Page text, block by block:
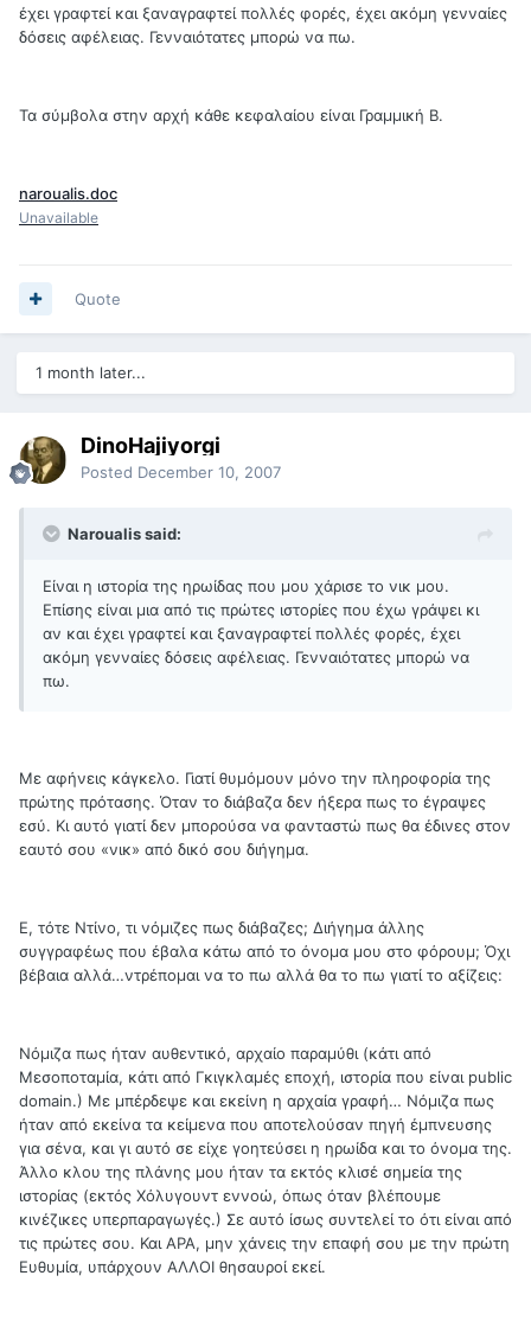
έχει γραφτεί και ξαναγραφτεί πολλές φορές, έχει ακόμη γενναίες
δόσεις αφέλειας. Γενναιότατες μπορώ να πω.
Τα σύμβολα στην αρχή κάθε κεφαλαίου είναι Γραμμική Β.
naroualis.doc
Unavailable
Quote
1 month later...
DinoHajiyorgi
Posted December 10, 2007
Naroualis said:
Είναι η ιστορία της ηρωίδας που μου χάρισε το νικ μου.
Επίσης είναι μια από τις πρώτες ιστορίες που έχω γράψει κι
αν και έχει γραφτεί και ξαναγραφτεί πολλές φορές, έχει
ακόμη γενναίες δόσεις αφέλειας. Γενναιότατες μπορώ να
πω.
Με αφήνεις κάγκελο. Γιατί θυμόμουν μόνο την πληροφορία της
πρώτης πρότασης. Όταν το διάβαζα δεν ήξερα πως το έγραψες
εσύ. Κι αυτό γιατί δεν μπορούσα να φανταστώ πως θα έδινες στον
εαυτό σου «νικ» από δικό σου διήγημα.
Ε, τότε Ντίνο, τι νόμιζες πως διάβαζες; Διήγημα άλλης
συγγραφέως που έβαλα κάτω από το όνομα μου στο φόρουμ; Όχι
βέβαια αλλά…ντρέπομαι να το πω αλλά θα το πω γιατί το αξίζεις:
Νόμιζα πως ήταν αυθεντικό, αρχαίο παραμύθι (κάτι από
Μεσοποταμία, κάτι από Γκιγκλαμές εποχή, ιστορία που είναι public
domain.) Με μπέρδεψε και εκείνη η αρχαία γραφή… Νόμιζα πως
ήταν από εκείνα τα κείμενα που αποτελούσαν πηγή έμπνευσης
για σένα, και γι αυτό σε είχε γοητεύσει η ηρωίδα και το όνομα της.
Άλλο κλου της πλάνης μου ήταν τα εκτός κλισέ σημεία της
ιστορίας (εκτός Χόλυγουντ εννοώ, όπως όταν βλέπουμε
κινέζικες υπερπαραγωγές.) Σε αυτό ίσως συντελεί το ότι είναι από
τις πρώτες σου. Και ΑΡΑ, μην χάνεις την επαφή σου με την πρώτη
Ευθυμία, υπάρχουν ΑΛΛΟΙ θησαυροί εκεί.